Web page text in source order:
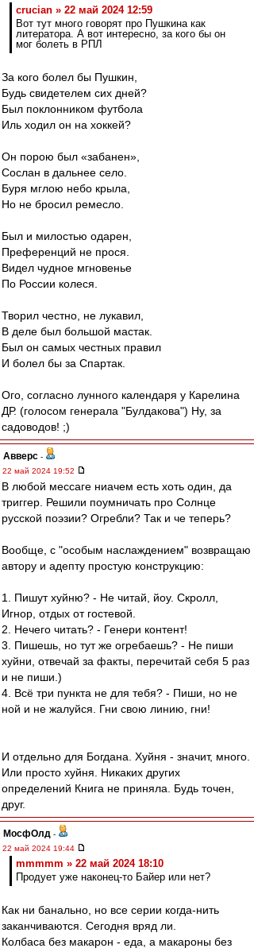
crucian » 22 май 2024 12:59
Вот тут много говорят про Пушкина как
литератора. А вот интересно, за кого бы он
мог болеть в РПЛ
За кого болел бы Пушкин,
Будь свидетелем сих дней?
Был поклонником футбола
Иль ходил он на хоккей?
Он порою был «забанен»,
Сослан в дальнее село.
Буря мглою небо крыла,
Но не бросил ремесло.
Был и милостью одарен,
Преференций не прося.
Видел чудное мгновенье
По России колеся.
Творил честно, не лукавил,
В деле был большой мастак.
Был он самых честных правил
И болел бы за Спартак.
Ого, согласно лунного календаря у Карелина
ДР. (голосом генерала "Булдакова") Ну, за
садоводов! ;)
Авверс -
22 май 2024 19:52
В любой мессаге ниачем есть хоть один, да
триггер. Решили поумничать про Солнце
русской поэзии? Огребли? Так и че теперь?
Вообще, с "особым наслаждением" возвращаю
автору и адепту простую конструкцию:
1. Пишут хуйню? - Не читай, йоу. Скролл,
Игнор, отдых от гостевой.
2. Нечего читать? - Генери контент!
3. Пишешь, но тут же огребаешь? - Не пиши
хуйни, отвечай за факты, перечитай себя 5 раз
и не пиши.)
4. Всё три пункта не для тебя? - Пиши, но не
ной и не жалуйся. Гни свою линию, гни!
И отдельно для Богдана. Хуйня - значит, много.
Или просто хуйня. Никаких других
определений Книга не приняла. Будь точен,
друг.
МосфОлд -
22 май 2024 19:44
mmmmm » 22 май 2024 18:10
Продует уже наконец-то Байер или нет?
Как ни банально, но все серии когда-нить
заканчиваются. Сегодня вряд ли.
Колбаса без макарон - еда, а макароны без